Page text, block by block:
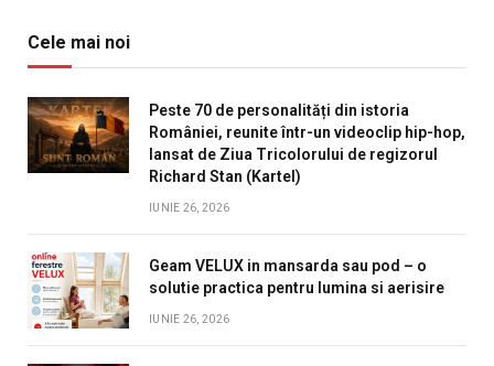
Cele mai noi
Peste 70 de personalități din istoria
României, reunite într-un videoclip hip-hop,
lansat de Ziua Tricolorului de regizorul
Richard Stan (Kartel)
IUNIE 26, 2026
Geam VELUX in mansarda sau pod – o
solutie practica pentru lumina si aerisire
IUNIE 26, 2026